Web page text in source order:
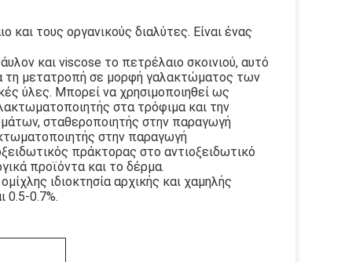
και τους οργανικούς διαλύτες. Είναι ένας
και viscose το πετρέλαιο σκοινιού, αυτό
τη μετατροπή σε μορφή γαλακτώματος των
ύλες. Μπορεί να χρησιμοποιηθεί ως
στα τρόφιμα και την
σταθεροποιητής στην παραγωγή
στην παραγωγή
πράκτορας στο αντιοξειδωτικό
προϊόντα και το δέρμα.
ιδιοκτησία αρχικής και χαμηλής
0.5-0.7%.